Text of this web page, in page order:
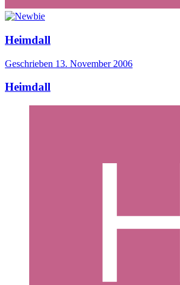
Heimdall
Geschrieben 13. November 2006
Heimdall